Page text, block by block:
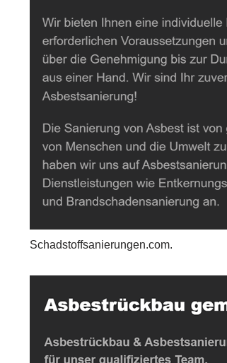
Schadstoffsanierungen.com.